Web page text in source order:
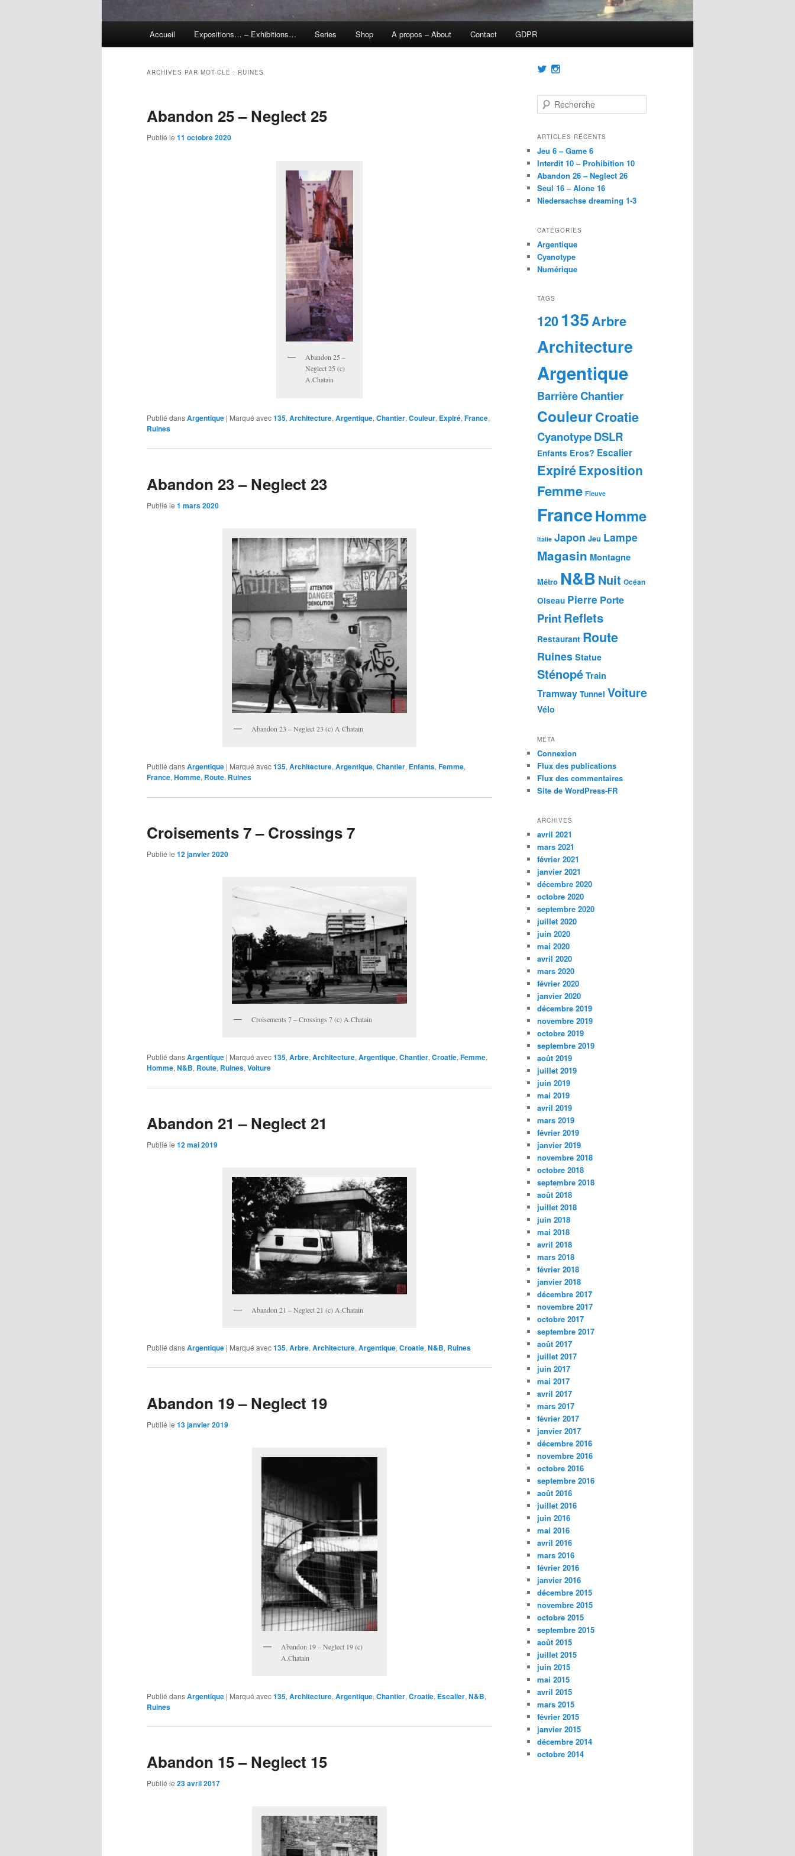
Accueil Expositions… – Exhibitions… Series Shop A propos – About Contact GDPR
ARCHIVES PAR MOT-CLÉ : RUINES
Abandon 25 – Neglect 25
Publié le 11 octobre 2020
Abandon 25 –
Neglect 25 (c)
A.Chatain
Publié dansArgentique | Marqué avec135, Architecture, Argentique, Chantier, Couleur, Expiré, France,
Ruines
Abandon 23 – Neglect 23
Publié le 1 mars 2020
Abandon 23 – Neglect 23 (c) A Chatain
Publié dansArgentique | Marqué avec135,Architecture,Argentique,Chantier, Enfants,Femme,
France,Homme, Route, Ruines
Croisements 7 – Crossings 7
Publié le 12 janvier 2020
Croisements 7 – Crossings 7 (c) A.Chatain
Publié dansArgentique | Marqué avec135, Arbre, Architecture, Argentique, Chantier, Croatie, Femme,
Homme, N&B, Route, Ruines, Voiture
Abandon 21 – Neglect 21
Publié le 12 mai 2019
Abandon 21 – Neglect 21 (c) A.Chatain
Publié dansArgentique | Marqué avec135, Arbre, Architecture, Argentique, Croatie, N&B, Ruines
Abandon 19 – Neglect 19
Publié le 13 janvier 2019
Abandon 19 – Neglect 19 (c)
A.Chatain
Publié dansArgentique | Marqué avec135, Architecture, Argentique, Chantier, Croatie, Escalier, N&B,
Ruines
Abandon 15 – Neglect 15
Publié le 23 avril 2017
Voir
de
@achatainfr
sur
Voir
de
achatainfr
sur
e
h
r
c
h
e
ARTICLES RÉCENTS
Jeu 6 – Game 6
Interdit 10 – Prohibition 10
Abandon 26 – Neglect 26
Seul 16 – Alone 16
Niedersachse dreaming 1-3
CATÉGORIES
Argentique
Cyanotype
Numérique
TAGS
120135Arbre
Architecture
Argentique
BarrièreChantier
CouleurCroatie
CyanotypeDSLR
Enfants Eros? Escalier
ExpiréExposition
Femme Fleuve
FranceHomme
Italie Japon Jeu Lampe
Magasin Montagne
Métro N&B Nuit Océan
Oiseau Pierre Porte
PrintReflets
Restaurant Route
Ruines Statue
SténopéTrain
Tramway Tunnel Voiture
Vélo
MÉTA
Connexion
Flux des publications
Flux des commentaires
Site de WordPress-FR
ARCHIVES
avril 2021
mars 2021
février 2021
janvier 2021
décembre 2020
octobre 2020
septembre 2020
juillet 2020
juin 2020
mai 2020
avril 2020
mars 2020
février 2020
janvier 2020
décembre 2019
novembre 2019
octobre 2019
septembre 2019
août 2019
juillet 2019
juin 2019
mai 2019
avril 2019
mars 2019
février 2019
janvier 2019
novembre 2018
octobre 2018
septembre 2018
août 2018
juillet 2018
juin 2018
mai 2018
avril 2018
mars 2018
février 2018
janvier 2018
décembre 2017
novembre 2017
octobre 2017
septembre 2017
août 2017
juillet 2017
juin 2017
mai 2017
avril 2017
mars 2017
février 2017
janvier 2017
décembre 2016
novembre 2016
octobre 2016
septembre 2016
août 2016
juillet 2016
juin 2016
mai 2016
avril 2016
mars 2016
février 2016
janvier 2016
décembre 2015
novembre 2015
octobre 2015
septembre 2015
août 2015
juillet 2015
juin 2015
mai 2015
avril 2015
mars 2015
février 2015
janvier 2015
décembre 2014
octobre 2014